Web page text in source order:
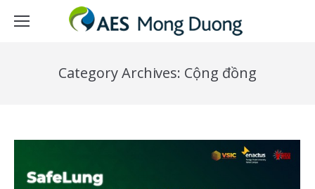
Category Archives: Cộng đồng